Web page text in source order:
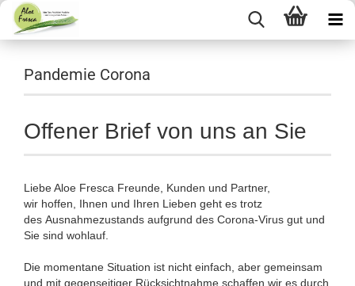
Pandemie Corona
Offener Brief von uns an Sie
Liebe Aloe Fresca Freunde, Kunden und Partner,
wir hoffen, Ihnen und Ihren Lieben geht es trotz
des Ausnahmezustands aufgrund des Corona-Virus gut und
Sie sind wohlauf.
Die momentane Situation ist nicht einfach, aber gemeinsam
und mit gegenseitiger Rücksichtnahme schaffen wir es durch